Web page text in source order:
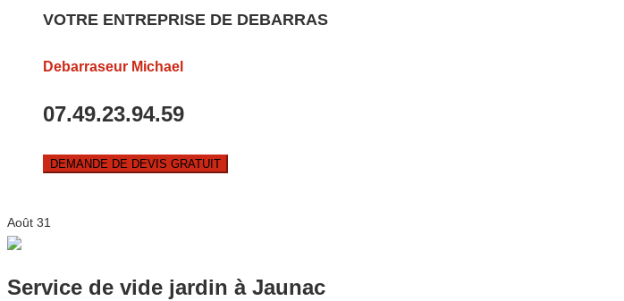
VOTRE ENTREPRISE DE DEBARRAS
Debarraseur Michael
07.49.23.94.59
DEMANDE DE DEVIS GRATUIT
Août 31
Service de vide jardin à Jaunac